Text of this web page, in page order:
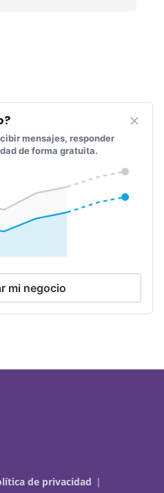
mensajes, responder
de forma gratuita.
mi negocio
de privacidad